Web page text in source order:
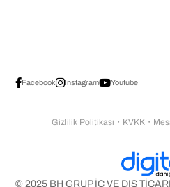
© 2025 BH GRUP İÇ VE DIŞ
Facebook Instagram Youtube
Gizlilik Politikası ・ KVKK ・